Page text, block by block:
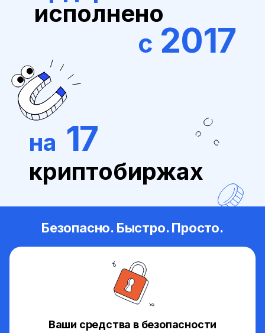
исполнено
с 2017
на 17
криптобиржах
Безопасно. Быстро. Просто.
Ваши средства в безопасности